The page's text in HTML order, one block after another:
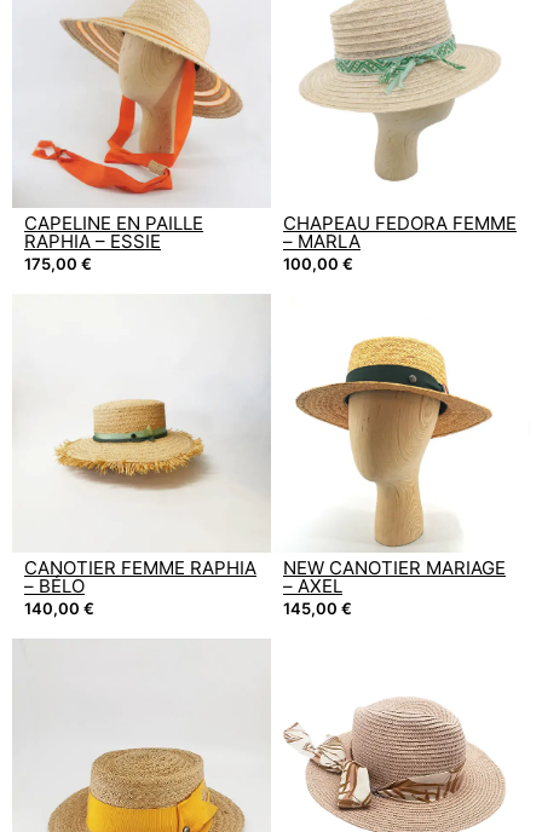
CAPELINE EN PAILLE
RAPHIA – ESSIE
175,00 €
CHAPEAU FEDORA FEMME
– MARLA
100,00 €
CANOTIER FEMME RAPHIA
– BÉLO
140,00 €
NEW CANOTIER MARIAGE
– AXEL
145,00 €